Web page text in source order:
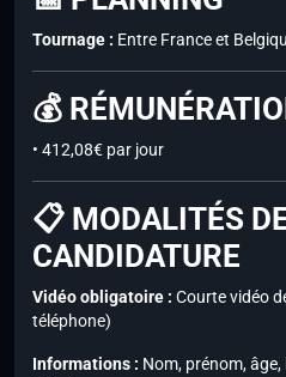
Tournage : Entre France et
💰
• 412,08€ par jour
📋 MODALITÉS
CANDIDATURE
Vidéo obligatoire : Courte vidéo
téléphone)
Informations : Nom, prénom,